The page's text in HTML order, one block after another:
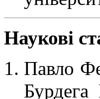
Наукові
Павло
Бурдега